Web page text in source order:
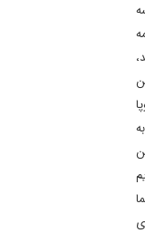
عضو دایم